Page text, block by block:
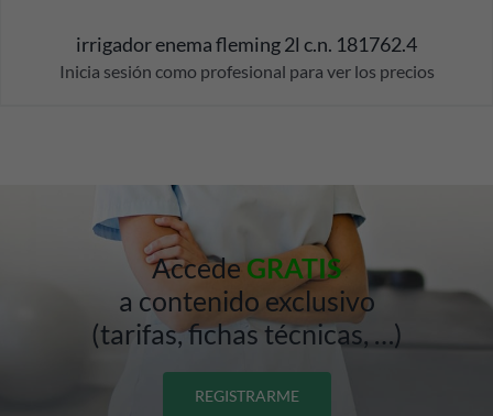
irrigador enema fleming 2l c.n. 181762.4
Inicia sesión como profesional para ver los precios
AccedeGRATIS
a contenido exclusivo
(tarifas, fichas técnicas, …)
REGISTRARME